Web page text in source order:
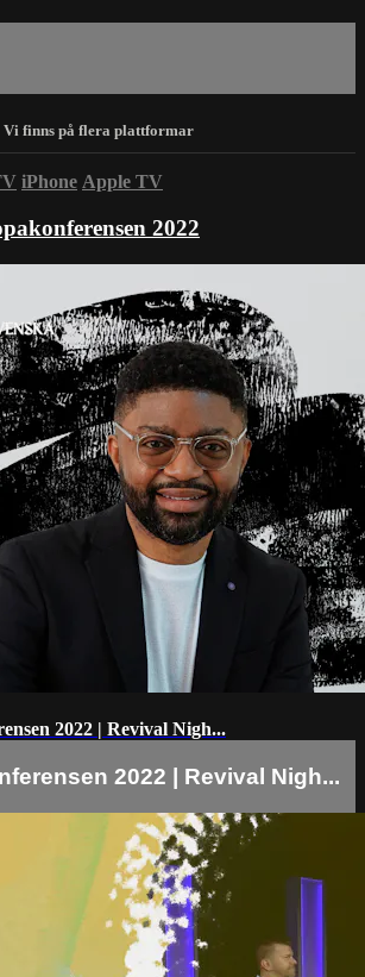
iPhone Apple TV
2022
2022 | Revival Nigh...
2022 | Revival Nigh...